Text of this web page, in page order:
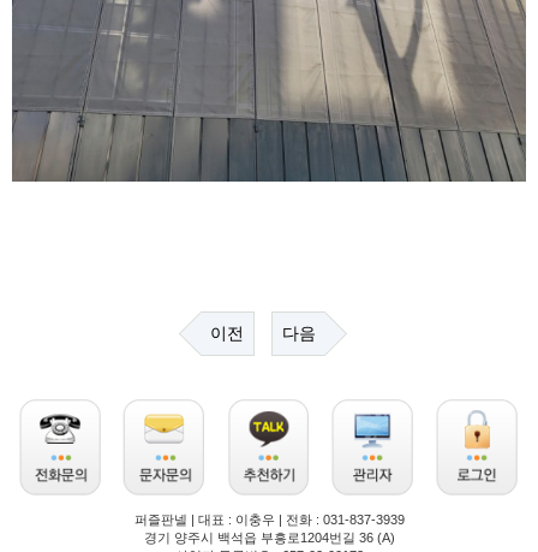
이전 다음
퍼즐판넬 | 대표 : 이충우 | 전화 : 031-837-3939
경기 양주시 백석읍 부흥로1204번길 36 (A)